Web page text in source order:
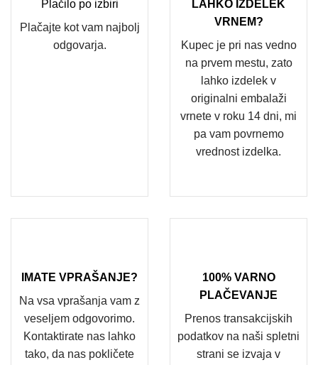
Plačilo po izbiri
Plačajte kot vam najbolj
odgovarja.
LAHKO IZDELEK
VRNEM?
Kupec je pri nas vedno
na prvem mestu, zato
lahko izdelek v
originalni embalaži
vrnete v roku 14 dni, mi
pa vam povrnemo
vrednost izdelka.
IMATE VPRAŠANJE?
Na vsa vprašanja vam z
veseljem odgovorimo.
Kontaktirate nas lahko
tako, da nas pokličete
100% VARNO
PLAČEVANJE
Prenos transakcijskih
podatkov na naši spletni
strani se izvaja v